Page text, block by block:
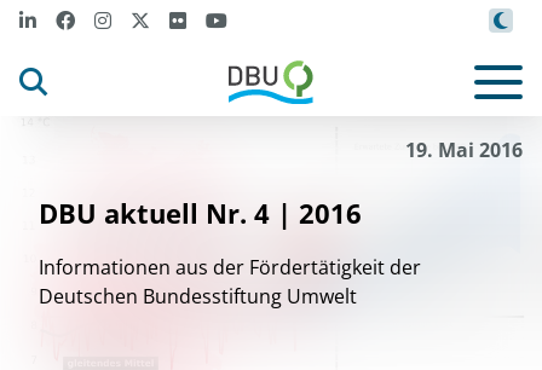
19. Mai 2016
DBU aktuell Nr. 4 | 2016
Informationen aus der Fördertätigkeit der
Deutschen Bundesstiftung Umwelt